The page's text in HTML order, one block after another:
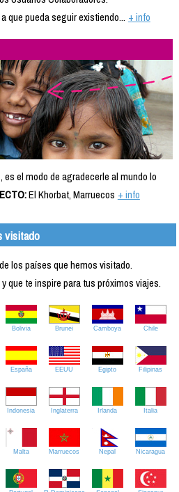
que pueda seguir existiendo... + info
el modo de agradecerle al mundo lo
El Khorbat, Marruecos + info
visitado
los países que hemos visitado.
que te inspire para tus próximos viajes.
Bolivia Brunei Camboya Chile
España EEUU Egipto Filipinas
Indonesia Inglaterra Irlanda Italia
Malta Marruecos Nepal Nicaragua